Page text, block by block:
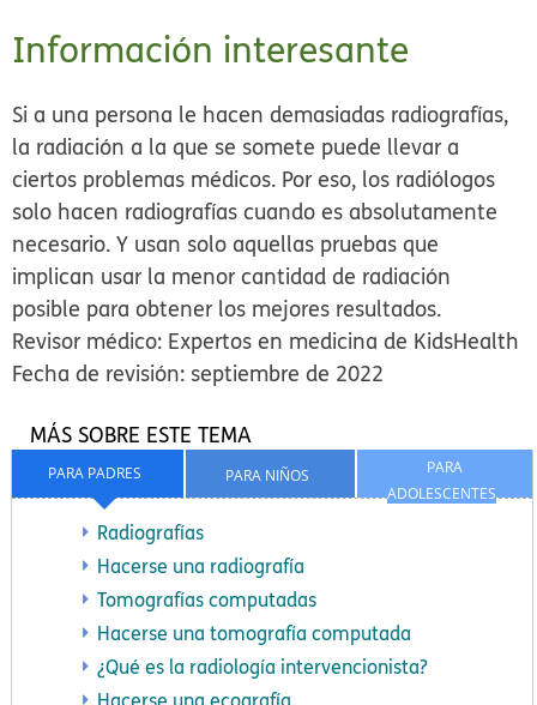
Información interesante
Si a una persona le hacen demasiadas radiografías,
la radiación a la que se somete puede llevar a
ciertos problemas médicos. Por eso, los radiólogos
solo hacen radiografías cuando es absolutamente
necesario. Y usan solo aquellas pruebas que
implican usar la menor cantidad de radiación
posible para obtener los mejores resultados.
Revisor médico: Expertos en medicina de KidsHealth
Fecha de revisión: septiembre de 2022
PARA
ADOLESCENTES
PARA NIÑOS
PARA PADRES
MÁS SOBRE ESTE TEMA
Radiografías
Hacerse una radiografía
Tomografías computadas
Hacerse una tomografía computada
¿Qué es la radiología intervencionista?